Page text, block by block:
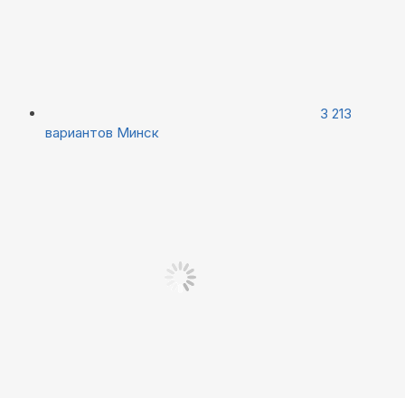
3 213
вариантов Минск